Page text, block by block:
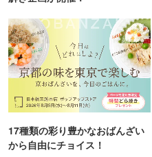
17種類の彩り豊かなおばんざい
から自由にチョイス！